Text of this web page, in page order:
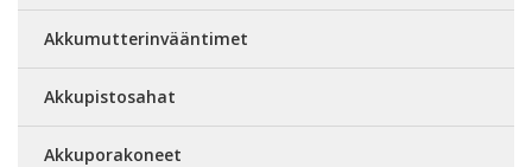
Akkumutterinvääntimet
Akkupistosahat
Akkuporakoneet